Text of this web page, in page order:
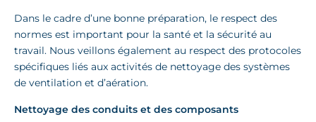
Dans le cadre d’une bonne préparation, le respect des
normes est important pour la santé et la sécurité au
travail. Nous veillons également au respect des protocoles
spécifiques liés aux activités de nettoyage des systèmes
de ventilation et d’aération.
Nettoyage des conduits et des composants